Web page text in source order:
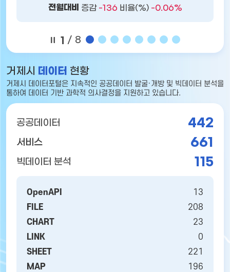
전월대비 증감 -136 비율(%) -0.06%
1 / 8
거제시 데이터 현황
거제시 데이터포털은 지속적인 공공데이터 발굴·개방 및 빅데이터 분석을
통하여 데이터 기반 과학적 의사결정을 지원하고 있습니다.
공공데이터 442
서비스 661
빅데이터 분석 115
OpenAPI
13
FILE
208
CHART
23
LINK
0
SHEET
221
MAP
196